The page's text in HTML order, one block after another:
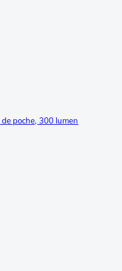
poche, 300 lumen